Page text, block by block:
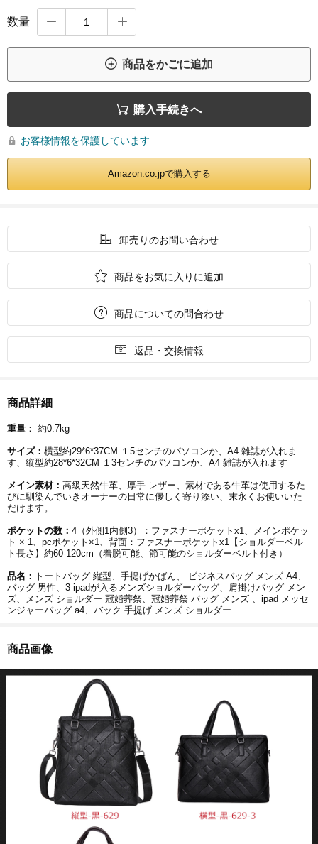
数量  
 商品をかごに追加
 購入手続きへ
 お客様情報を保護しています
Amazon.co.jpで購入する
 卸売りのお問い合わせ
 商品をお気に入りに追加
 商品についての問合わせ
 返品・交換情報
商品詳細
重量 ： 約0.7kg
サイズ： 横型約29*6*37CM １5センチのパソコンか、A4 雑誌が入れま
す、縦型約28*6*32CM １3センチのパソコンか、A4 雑誌が入れます
メイン素材： 高級天然牛革、厚手 レザー、素材である牛革は使用するた
びに馴染んでいきオーナーの日常に優しく寄り添い、末永くお使いいた
だけます。
ポケットの数： 4（外側1内側3）：ファスナーポケットx1、メインポケッ
ト × 1、pcポケット×1、背面：ファスナーポケットx1【ショルダーベル
ト長さ】約60-120cm（着脱可能、節可能のショルダーベルト付き）
品名： トートバッグ 縦型、手提げかばん、 ビジネスバッグ メンズ A4、
バッグ 男性、3 ipadが入るメンズショルダーバッグ、肩掛けバッグ メン
ズ、メンズ ショルダー 冠婚葬祭、冠婚葬祭 バッグ メンズ 、ipad メッセ
ンジャーバッグ a4、バック 手提げ メンズ ショルダー
商品画像